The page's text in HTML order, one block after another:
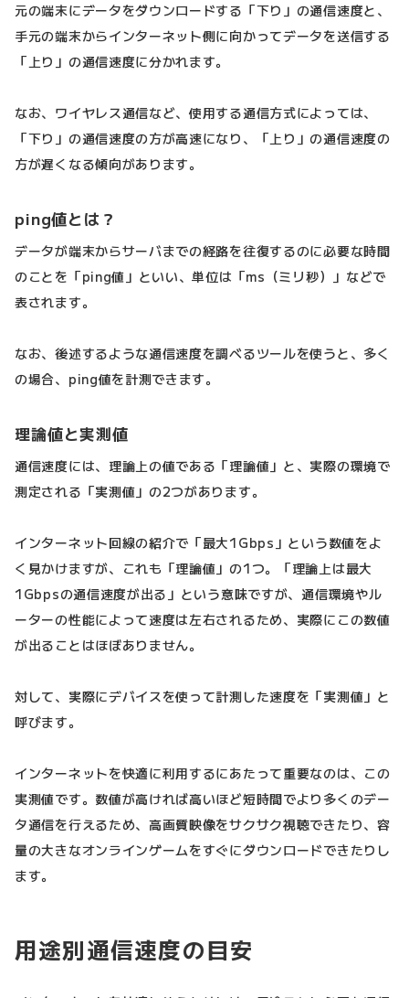
元の端末にデータをダウンロードする「下り」の通信速度と、
手元の端末からインターネット側に向かってデータを送信する
「上り」の通信速度に分かれます。
なお、ワイヤレス通信など、使用する通信方式によっては、
「下り」の通信速度の方が高速になり、「上り」の通信速度の
方が遅くなる傾向があります。
ping値とは？
データが端末からサーバまでの経路を往復するのに必要な時間
のことを「ping値」といい、単位は「ms（ミリ秒）」などで
表されます。
なお、後述するような通信速度を調べるツールを使うと、多く
の場合、ping値を計測できます。
理論値と実測値
通信速度には、理論上の値である「理論値」と、実際の環境で
測定される「実測値」の2つがあります。
インターネット回線の紹介で「最大1Gbps」という数値をよ
く見かけますが、これも「理論値」の1つ。「理論上は最大
1Gbpsの通信速度が出る」という意味ですが、通信環境やル
ーターの性能によって速度は左右されるため、実際にこの数値
が出ることはほぼありません。
対して、実際にデバイスを使って計測した速度を「実測値」と
呼びます。
インターネットを快適に利用するにあたって重要なのは、この
実測値です。数値が高ければ高いほど短時間でより多くのデー
タ通信を行えるため、高画質映像をサクサク視聴できたり、容
量の大きなオンラインゲームをすぐにダウンロードできたりし
ます。
用途別通信速度の目安